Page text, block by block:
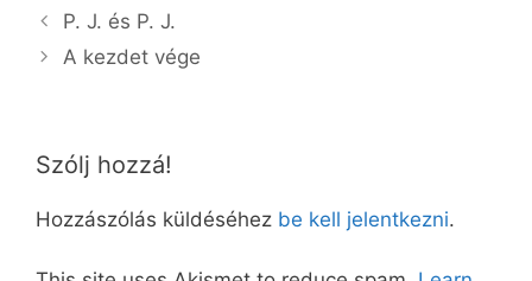
P. J. és P. J.
A kezdet vége
Szólj hozzá!
Hozzászólás küldéséhez be kell jelentkezni.